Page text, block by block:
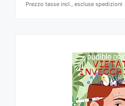
Prezzo tasse incl., escluse spedizioni